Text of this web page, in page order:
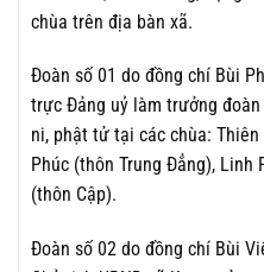
chùa trên địa bàn xã.
Đoàn số 01 do đồng chí Bùi
trực Đảng uỷ làm trưởng
ni, phật tử tại các chùa:
Phúc (thôn Trung Đẳng), Linh
(thôn Cập).
Đoàn số 02 do đồng chí Bùi